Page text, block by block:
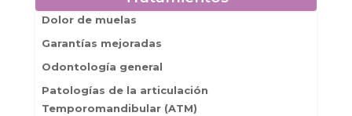
Dolor de muelas
Garantías mejoradas
Odontología general
Patologías de la articulación
Temporomandibular (ATM)